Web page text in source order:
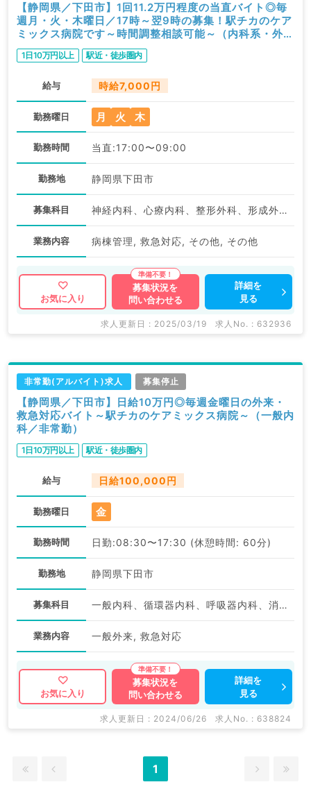
【静岡県／下田市】1回11.2万円程度の当直バイト◎毎
週月・火・木曜日／17時～翌9時の募集！駅チカのケア
ミックス病院です～時間調整相談可能～（内科系・外科
系／非常勤）
1日10万円以上 駅近・徒歩圏内
給与 時給7,000円
勤務曜日 月 火 木
勤務時間 当直:17:00〜09:00
勤務地 静岡県下田市
募集科目 神経内科、心療内科、整形外科、形成外科、美容外科、脳神経外科、呼吸器外科、心臓血管外科、小児外科、一般内科、循環器内科、呼吸器内科、消化器内科、内分泌・代謝内科、腎臓内科、老年内科、外科系全般、一般外科、消化器外科、乳腺外科、スポーツ整形外科、大腸・肛門外科、脊髄・脊椎外科
業務内容 病棟管理, 救急対応, その他, その他
お気に入り
募集状況を
問い合わせる
詳細を
見る
求人更新日 : 2025/03/19 求人No. : 632936
非常勤(アルバイト)求人 募集停止
【静岡県／下田市】日給10万円◎毎週金曜日の外来・
救急対応バイト～駅チカのケアミックス病院～（一般内
科／非常勤）
1日10万円以上 駅近・徒歩圏内
給与 日給100,000円
勤務曜日 金
勤務時間 日勤:08:30〜17:30 (休憩時間: 60分)
勤務地 静岡県下田市
募集科目 一般内科、循環器内科、呼吸器内科、消化器内科、内分泌・代謝内科、腎臓内科
業務内容 一般外来, 救急対応
お気に入り
募集状況を
問い合わせる
詳細を
見る
求人更新日 : 2024/06/26 求人No. : 638824
1